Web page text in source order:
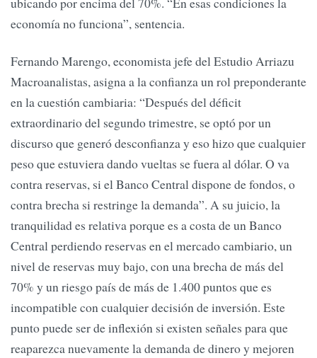
economía no funciona”, sentencia.
Fernando Marengo, economista jefe del Estudio Arriazu
Macroanalistas, asigna a la confianza un rol preponderante
en la cuestión cambiaria: “Después del déficit
extraordinario del segundo trimestre, se optó por un
discurso que generó desconfianza y eso hizo que cualquier
peso que estuviera dando vueltas se fuera al dólar. O va
contra reservas, si el Banco Central dispone de fondos, o
contra brecha si restringe la demanda”. A su juicio, la
tranquilidad es relativa porque es a costa de un Banco
Central perdiendo reservas en el mercado cambiario, un
nivel de reservas muy bajo, con una brecha de más del
70% y un riesgo país de más de 1.400 puntos que es
incompatible con cualquier decisión de inversión. Este
punto puede ser de inflexión si existen señales para que
reaparezca nuevamente la demanda de dinero y mejoren